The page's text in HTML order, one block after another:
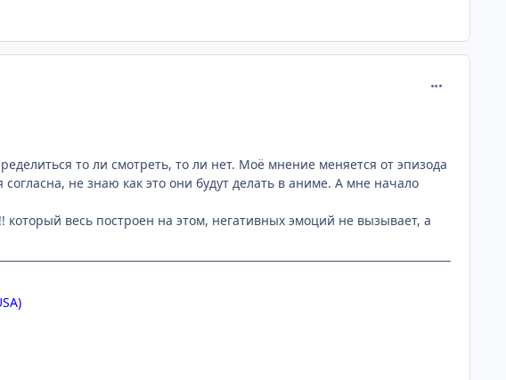
то ли смотреть, то ли нет. Моё мнение меняется от эпизода
не знаю как это они будут делать в аниме. А мне начало
весь построен на этом, негативных эмоций не вызывает, а